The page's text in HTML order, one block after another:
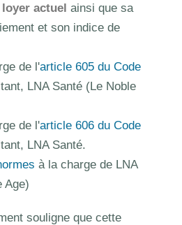
actuel ainsi que sa
et son indice de
de l'article 605 du Code
LNA Santé (Le Noble
de l'article 606 du Code
LNA Santé.
à la charge de LNA
Age)
souligne que cette